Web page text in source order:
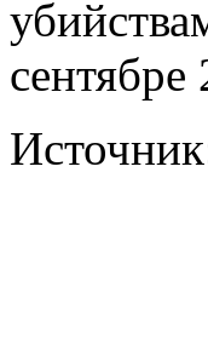
сентябре